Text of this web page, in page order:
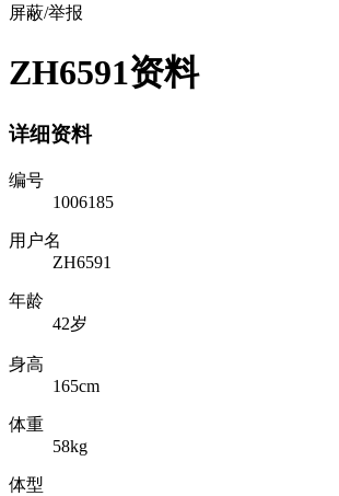
屏蔽/举报
ZH6591资料
详细资料
编号
1006185
用户名
ZH6591
年龄
42岁
身高
165cm
体重
58kg
体型